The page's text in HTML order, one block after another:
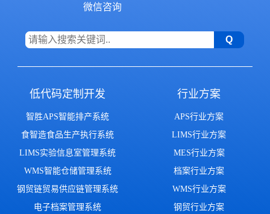
微信咨询
低代码定制开发
智胜APS智能排产系统
食智造食品生产执行系统
LIMS实验信息室管理系统
WMS智能仓储管理系统
钢贸链贸易供应链管理系统
电子档案管理系统
行业方案
APS行业方案
LIMS行业方案
MES行业方案
档案行业方案
WMS行业方案
钢贸行业方案